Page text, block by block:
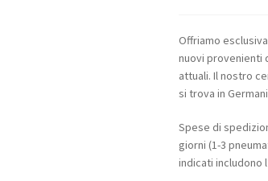
Offriamo
nuovi provenienti
attuali. Il nostro
si trova in
Spese di
giorni (1-3
indicati includono